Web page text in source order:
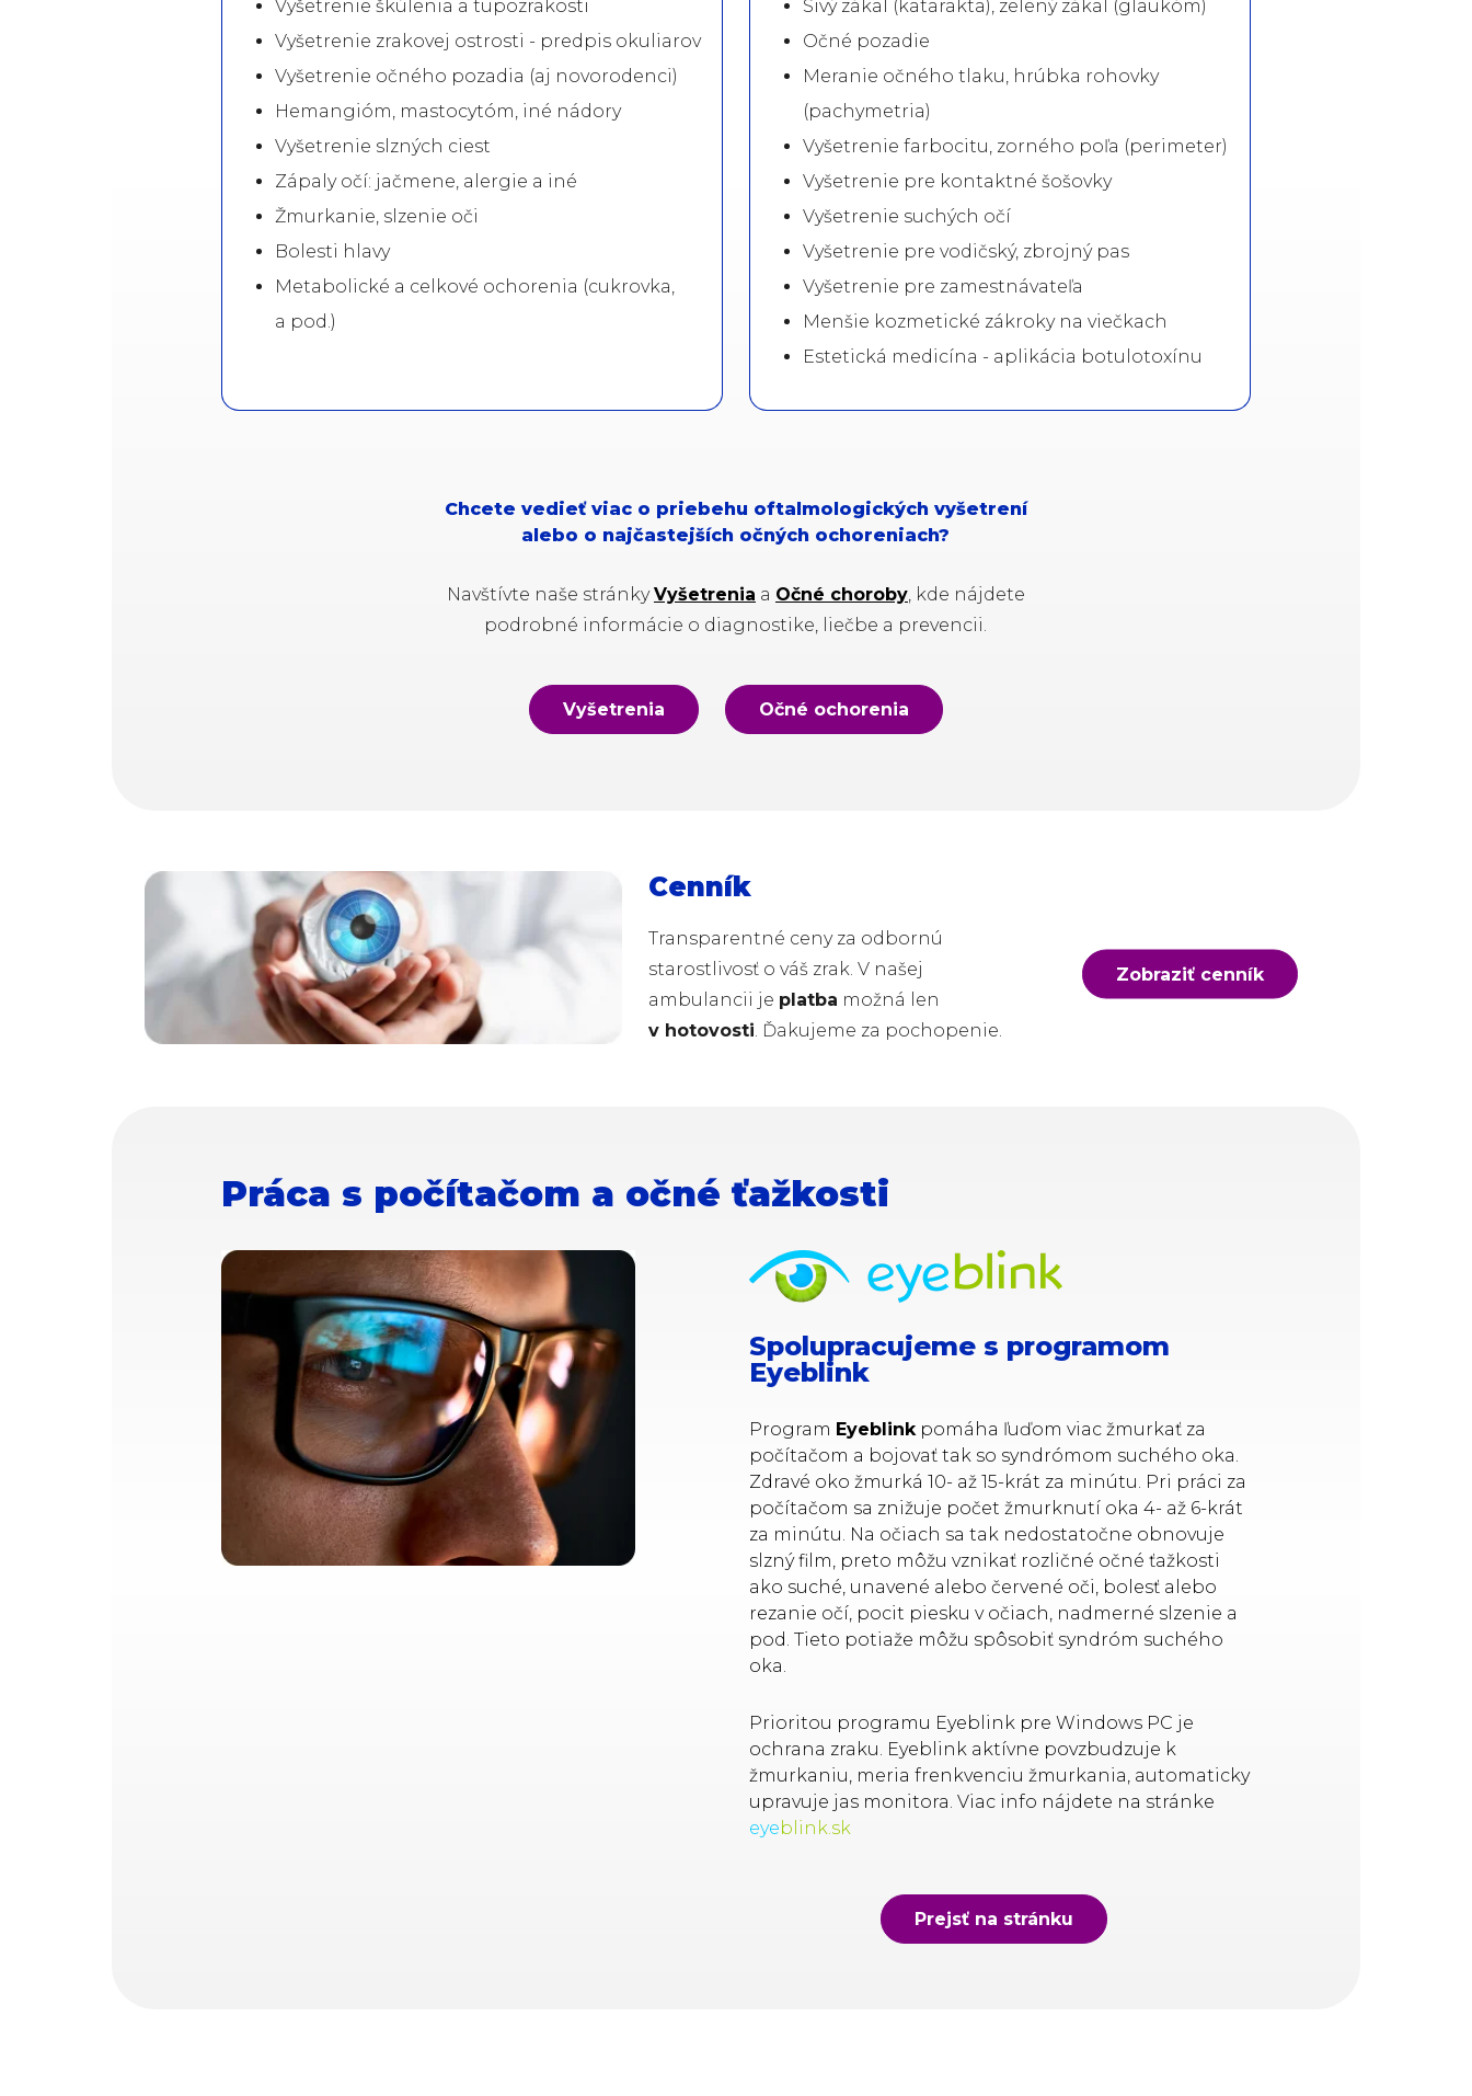
Vyšetrenie škúlenia a tupozrakosti
Vyšetrenie zrakovej ostrosti - predpis okuliarov
Vyšetrenie očného pozadia (aj novorodenci)
Hemangióm, mastocytóm, iné nádory
Vyšetrenie slzných ciest
Zápaly očí: jačmene, alergie a iné
Žmurkanie, slzenie oči
Bolesti hlavy
Metabolické a celkové ochorenia (cukrovka,
a pod.)
Sivý zákal (katarakta), zelený zákal (glaukóm)
Očné pozadie
Meranie očného tlaku, hrúbka rohovky
(pachymetria)
Vyšetrenie farbocitu, zorného poľa (perimeter)
Vyšetrenie pre kontaktné šošovky
Vyšetrenie suchých očí
Vyšetrenie pre vodičský, zbrojný pas
Vyšetrenie pre zamestnávateľa
Menšie kozmetické zákroky na viečkach
Estetická medicína - aplikácia botulotoxínu
Chcete vedieť viac o priebehu oftalmologických vyšetrení
alebo o najčastejších očných ochoreniach?
Navštívte naše stránkyVyšetrenia a Očné choroby, kde nájdete
podrobné informácie o diagnostike, liečbe a prevencii.
Vyšetrenia Očné ochorenia
Cenník
Transparentné ceny za odbornú
starostlivosť o váš zrak. V našej
ambulancii je platba možná len
v hotovosti . Ďakujeme za pochopenie.
Zobraziť cenník
Práca s počítačom a očné ťažkosti
Spolupracujeme s programom
Eyeblink
Program Eyeblinkpomáha ľuďom viac žmurkať za
počítačom a bojovať tak so syndrómom suchého oka.
Zdravé oko žmurká 10- až 15-krát za minútu. Pri práci za
počítačom sa znižuje počet žmurknutí oka 4- až 6-krát
za minútu. Na očiach sa tak nedostatočne obnovuje
slzný film, preto môžu vznikať rozličné očné ťažkosti
ako suché, unavené alebo červené oči, bolesť alebo
rezanie očí, pocit piesku v očiach, nadmerné slzenie a
pod. Tieto potiaže môžu spôsobiť syndróm suchého
oka.
Prioritou programu Eyeblink pre Windows PC je
ochrana zraku. Eyeblink aktívne povzbudzuje k
žmurkaniu, meria frenkvenciu žmurkania, automaticky
upravuje jas monitora. Viac info nájdete na stránke
eyeblink.sk
Prejsť na stránku